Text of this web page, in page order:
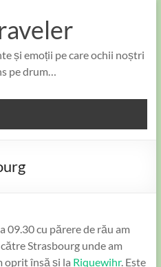
și emoții pe care ochii noștri
pe drum…
09.30 cu părere de rău am
Strasbourg unde am
oprit însă și la Riquewihr. Este